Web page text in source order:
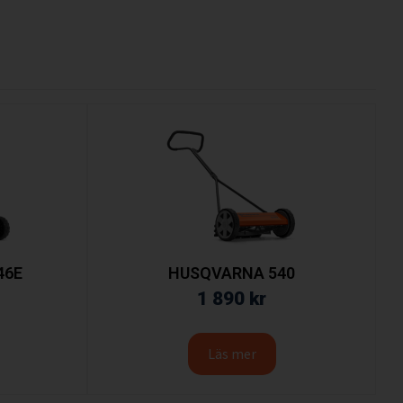
HUSQVARNA 540
1 890 kr
Läs mer